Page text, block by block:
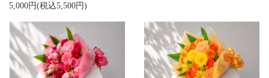
5,000円(税込5,500円)